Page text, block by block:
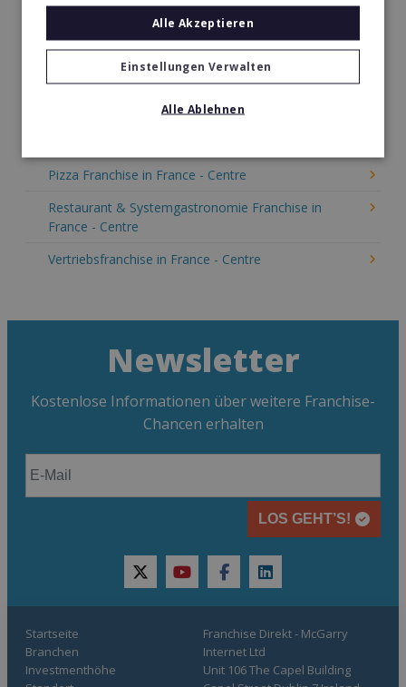
Lebensmittel Franchise in France - Centre
Medien & Werbung Franchise in France - Centre
Möbel & Einrichtung Franchise in France - Centre
Pizza Franchise in France - Centre
Restaurant & Systemgastronomie Franchise in
France - Centre
Vertriebsfranchise in France - Centre
Newsletter
Kostenlose Informationen über weitere Franchise-
Chancen erhalten
LOS GEHT’S!
twitteryoutubefacebooklinkedin
Startseite
Branchen
Investmenthöhe
Franchise Direkt - McGarry
Internet Ltd
Unit 106 The Capel Building
Alle Akzeptieren
Einstellungen Verwalten
Alle Ablehnen